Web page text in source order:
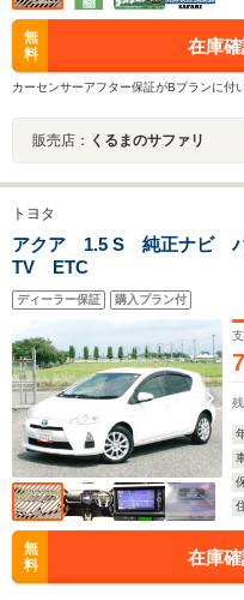
無
料
在庫
カーセンサーアフター保証がBプランに付
販売店： くるまのサファリ
トヨタ
アクア 1.5 S 純正ナビ
TV ETC
ディーラー保証 購入プラン付
無
料
在庫